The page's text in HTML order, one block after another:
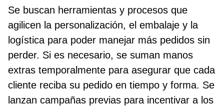
Se buscan herramientas y procesos que
agilicen la personalización, el embalaje y la
logística para poder manejar más pedidos sin
perder. Si es necesario, se suman manos
extras temporalmente para asegurar que cada
cliente reciba su pedido en tiempo y forma. Se
lanzan campañas previas para incentivar a los